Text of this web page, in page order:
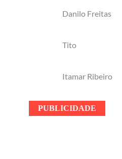
Danilo Freitas
Tito
Itamar Ribeiro
PUBLICIDADE